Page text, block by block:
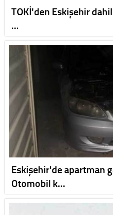
TOKİ'den Eskişehir
…
Eskişehir'de apartman
Otomobil k…